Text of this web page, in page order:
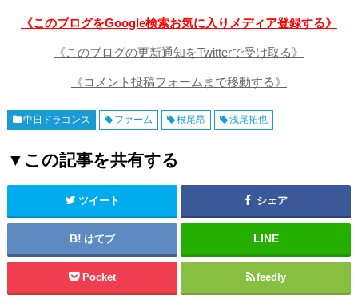
《このブログをGoogle検索お気に入りメディア登録する》
《このブログの更新通知をTwitterで受け取る》
《コメント投稿フォームまで移動する》
中日ドラゴンズ ファーム 根尾昂 浅尾拓也
▼この記事を共有する
ツイート シェア
はてブ
Pocket feedly